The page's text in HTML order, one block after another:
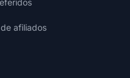
afiliados